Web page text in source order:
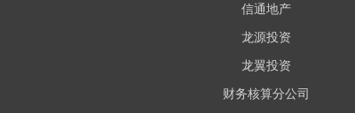
信通地产
龙源投资
龙翼投资
财务核算分公司